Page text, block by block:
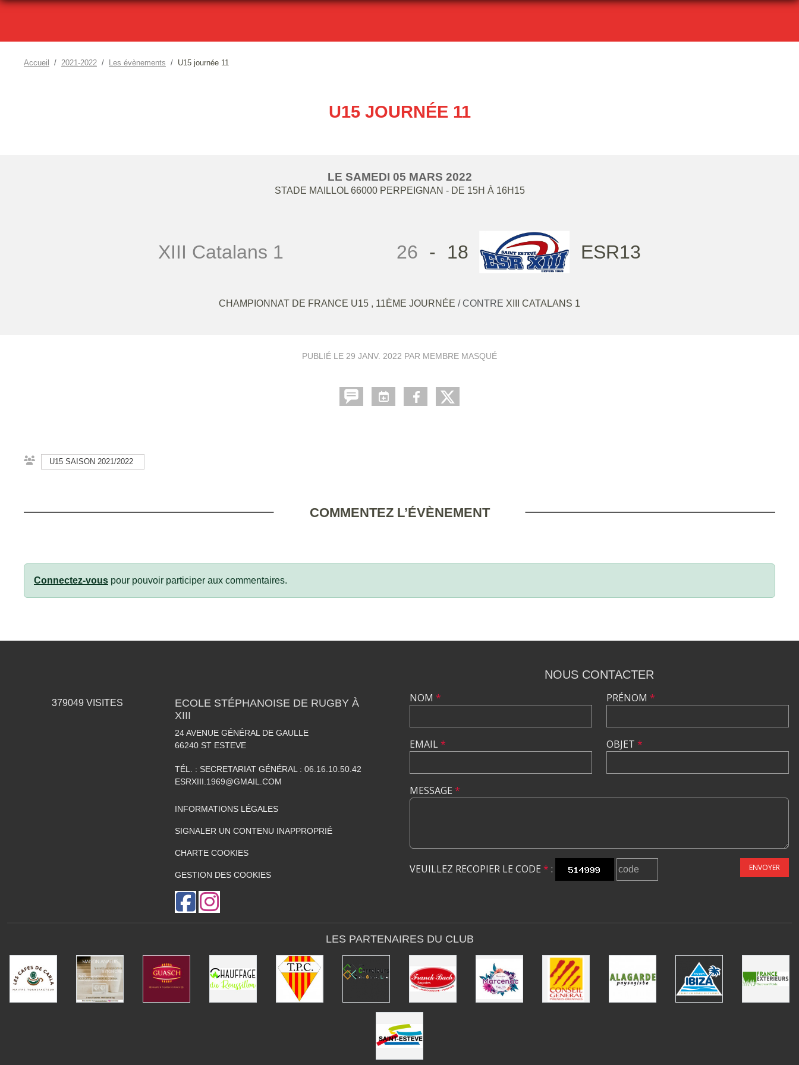
Accueil 2021-2022 Les évènements U15 journée 11
U15 JOURNÉE 11
LE SAMEDI 05 MARS 2022
STADE MAILLOL 66000 PERPEIGNAN - DE 15H À 16H15
XIII Catalans 1 26 - 18 ESR13
CHAMPIONNAT DE FRANCE U15 , 11ÈME JOURNÉE / CONTRE XIII CATALANS 1
PUBLIÉ LE 29 JANV. 2022 PAR MEMBRE MASQUÉ
U15 SAISON 2021/2022
COMMENTEZ L’ÉVÈNEMENT
Connectez-vous pour pouvoir participer aux commentaires.
379049 VISITES
ECOLE STÉPHANOISE DE RUGBY À
XIII
24 AVENUE GÉNÉRAL DE GAULLE
66240 ST ESTEVE
TÉL. : SECRETARIAT GÉNÉRAL : 06.16.10.50.42
ESRXIII.1969@GMAIL.COM
INFORMATIONS LÉGALES
SIGNALER UN CONTENU INAPPROPRIÉ
CHARTE COOKIES
GESTION DES COOKIES
NOUS CONTACTER
NOM *
EMAIL*
PRÉNOM *
OBJET *
MESSAGE *
VEUILLEZ RECOPIER LE CODE * : ENVOYER
LES PARTENAIRES DU CLUB